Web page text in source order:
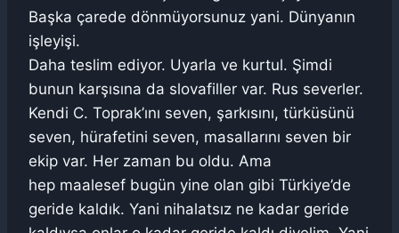
Başka çarede dönmüyorsunuz yani. Dünyanın
işleyişi.
Daha teslim ediyor. Uyarla ve kurtul. Şimdi
bunun karşısına da slovafiller var. Rus severler.
Kendi C. Toprak’ını seven, şarkısını, türküsünü
seven, hürafetini seven, masallarını seven bir
ekip var. Her zaman bu oldu. Ama
hep maalesef bugün yine olan gibi Türkiye’de
geride kaldık. Yani nihalatsız ne kadar geride